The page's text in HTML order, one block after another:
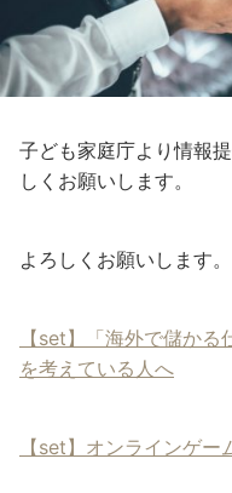
子ども家庭庁より情報
しくお願いします。
よろしくお願いします。
【set】「海外で儲か
を考えている人へ
【set】オンラインゲー